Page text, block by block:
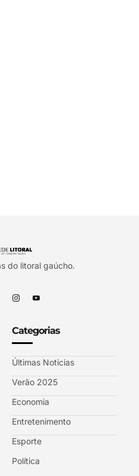
do litoral gaúcho.
Categorias
Últimas Noticias
Verão 2025
Economia
Entretenimento
Esporte
Política